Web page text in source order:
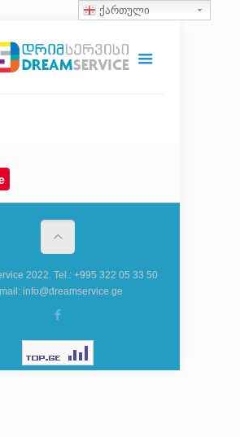
2022. Tel.: +995 322 05 33 50
info@dreamservice.ge
ქართული